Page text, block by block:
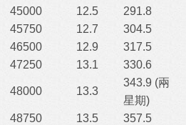
45000 12.5
291.8
45750 12.7
304.5
46500 12.9
317.5
47250 13.1 330.6
48000 13.3
343.9 (兩
星期)
48750 13.5
357.5